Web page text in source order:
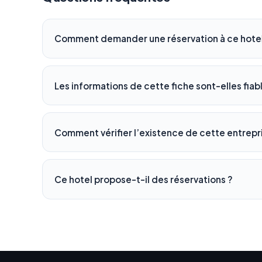
Comment demander une réservation à ce
Les informations de cette fiche sont-elles
Comment vérifier l’existence de cette
Ce hotel propose-t-il des réservations ?